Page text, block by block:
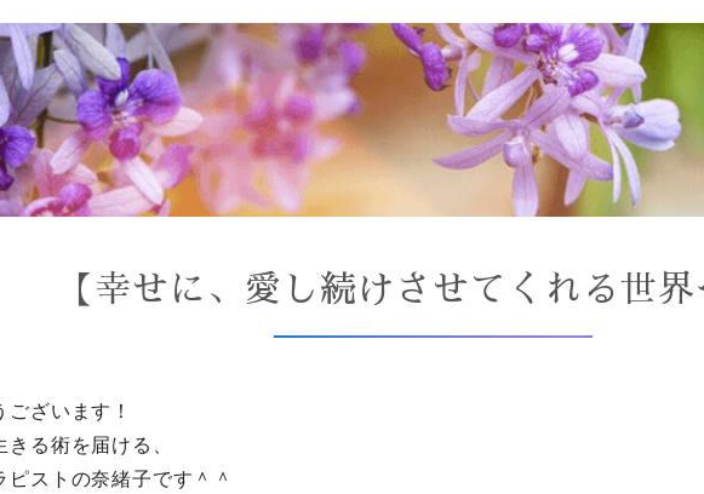
【幸せに、愛し続けさせてくれる世
ざいます！
る術を届ける、
ストの奈緒子です＾＾